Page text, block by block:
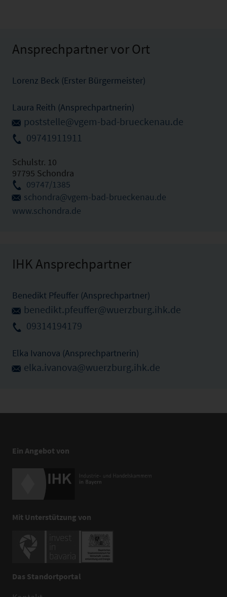
Ansprechpartner vor Ort
Lorenz Beck (Erster Bürgermeister)
Laura Reith (Ansprechpartnerin)
poststelle@vgem-bad-brueckenau.de
09741911911
Schulstr. 10
97795 Schondra
09747/1385
schondra@vgem-bad-brueckenau.de
www.schondra.de
IHK Ansprechpartner
Benedikt Pfeuffer (Ansprechpartner)
benedikt.pfeuffer@wuerzburg.ihk.de
09314194179
Elka Ivanova (Ansprechpartnerin)
elka.ivanova@wuerzburg.ihk.de
Ein Angebot von
Mit Unterstützung von
Das Standortportal